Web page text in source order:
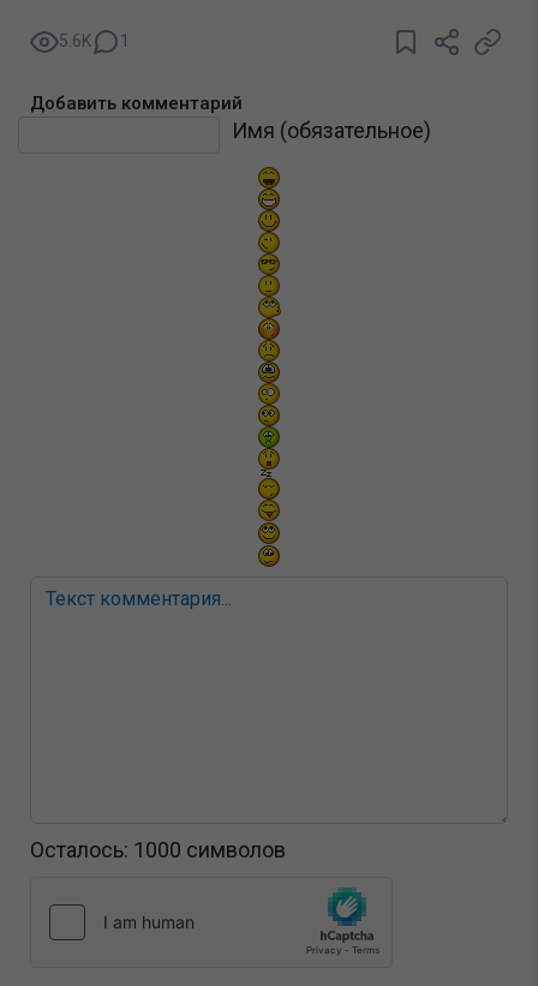
5.6K 1
Добавить комментарий
Имя (обязательное)
Осталось: 1000 символов